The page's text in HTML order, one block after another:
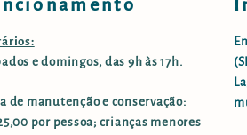
e domingos, das 9h às 17h.
de manutenção e conservação:
por pessoa; crianças menores